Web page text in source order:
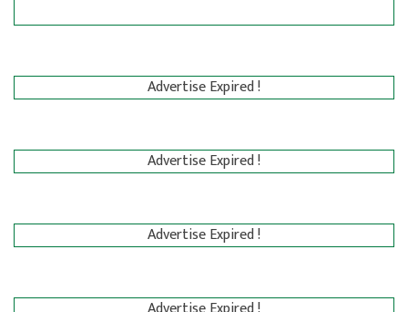
Advertise Expired !
Advertise Expired !
Advertise Expired !